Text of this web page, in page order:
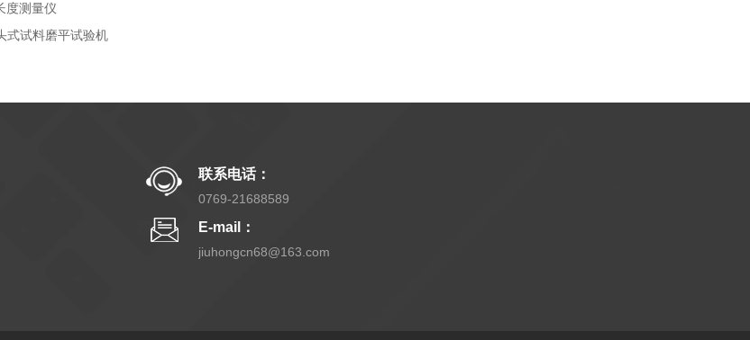
度测量仪
式试料磨平试验机
联系电话：
0769-21688589
E-mail：
jiuhongcn68@163.com